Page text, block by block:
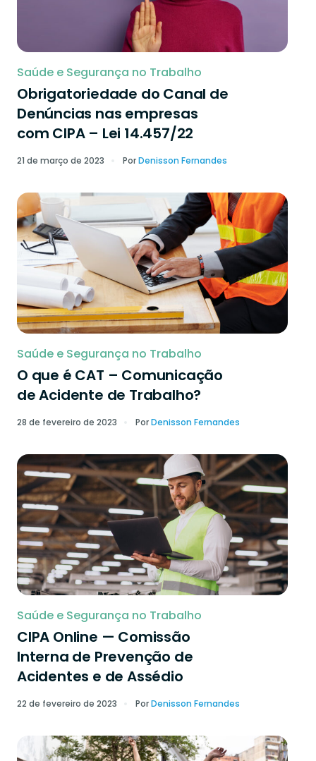
Saúde e Segurança no Trabalho
Obrigatoriedade do Canal de
Denúncias nas empresas
com CIPA – Lei 14.457/22
21 de março de 2023 PorDenisson Fernandes
Saúde e Segurança no Trabalho
O que é CAT – Comunicação
de Acidente de Trabalho?
28 de fevereiro de 2023 PorDenisson Fernandes
Saúde e Segurança no Trabalho
CIPA Online — Comissão
Interna de Prevenção de
Acidentes e de Assédio
22 de fevereiro de 2023 PorDenisson Fernandes